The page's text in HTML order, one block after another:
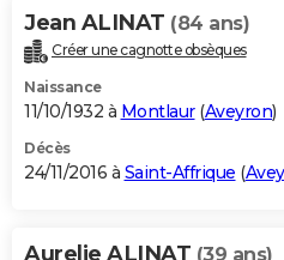
Jean ALINAT (84 ans)
Créer une cagnotte obsèques
Naissance
11/10/1932 à Montlaur(Aveyron)
Décès
24/11/2016 à Saint-Affrique (
Aurelie ALINAT (39 ans)